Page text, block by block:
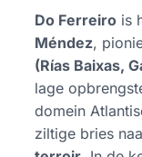
Do Ferreiro is
Méndez,
(Rías Baixas,
lage
domein
ziltige bries